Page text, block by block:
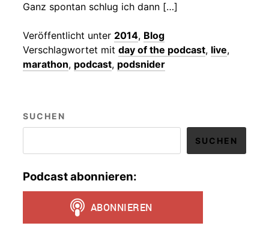
Ganz spontan schlug ich dann […]
Veröffentlicht unter 2014, Blog
Verschlagwortet mit day of the podcast, live,
marathon, podcast, podsnider
SUCHEN
SUCHEN
Podcast abonnieren: